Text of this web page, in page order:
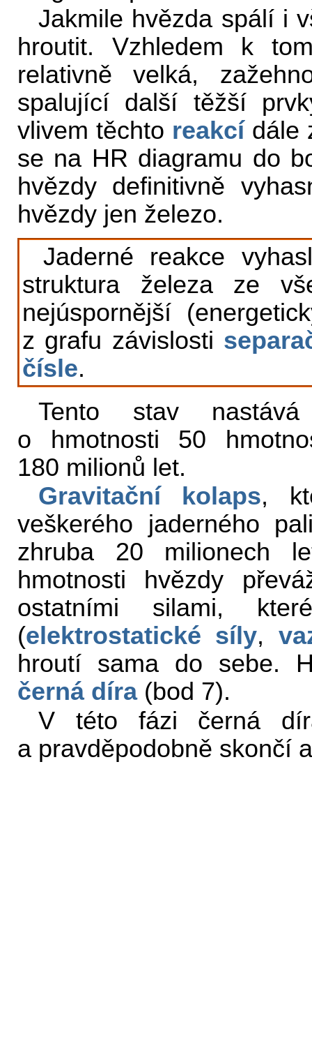
Jakmile hvězda spálí i
hroutit. Vzhledem k
relativně velká,
spalující další těžší
vlivem těchto reakcídále
se na HR diagramu do
hvězdy definitivně
hvězdy jen železo.
Jaderné reakce
struktura železa ze
nejúspornější
z grafu závislosti
čísle.
Tento stav
o hmotnosti 50
180 milionů let.
Gravitační kolaps,
veškerého jaderného
zhruba 20 milionech
hmotnosti hvězdy
ostatními silami,
(elektrostatické síly,
hroutí sama do sebe.
černá díra(bod 7).
V této fázi černá
a pravděpodobně skončí